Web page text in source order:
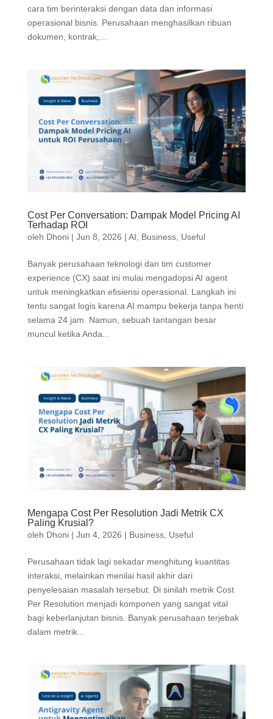
cara tim berinteraksi dengan data dan informasi
operasional bisnis. Perusahaan menghasilkan ribuan
dokumen, kontrak,...
Cost Per Conversation: Dampak Model Pricing AI
Terhadap ROI
oleh Dhoni| Jun 8, 2026 | AI, Business, Useful
Banyak perusahaan teknologi dan tim customer
experience (CX) saat ini mulai mengadopsi AI agent
untuk meningkatkan efisiensi operasional. Langkah ini
tentu sangat logis karena AI mampu bekerja tanpa henti
selama 24 jam. Namun, sebuah tantangan besar
muncul ketika Anda...
Mengapa Cost Per Resolution Jadi Metrik CX
Paling Krusial?
oleh Dhoni| Jun 4, 2026 | Business, Useful
Perusahaan tidak lagi sekadar menghitung kuantitas
interaksi, melainkan menilai hasil akhir dari
penyelesaian masalah tersebut. Di sinilah metrik Cost
Per Resolution menjadi komponen yang sangat vital
bagi keberlanjutan bisnis. Banyak perusahaan terjebak
dalam metrik...